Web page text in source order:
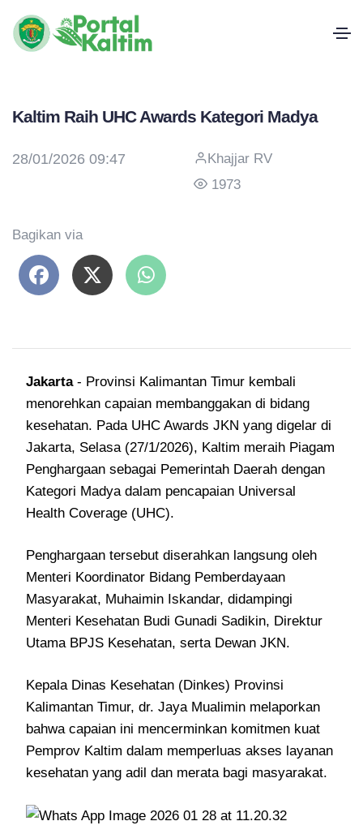
Kaltim Raih UHC Awards Kategori Madya
28/01/2026 09:47
Khajjar RV
1973
Bagikan via
Jakarta- Provinsi Kalimantan Timur kembali
menorehkan capaian membanggakan di bidang
kesehatan. Pada UHC Awards JKN yang digelar di
Jakarta, Selasa (27/1/2026), Kaltim meraih Piagam
Penghargaan sebagai Pemerintah Daerah dengan
Kategori Madya dalam pencapaian Universal
Health Coverage (UHC).
Penghargaan tersebut diserahkan langsung oleh
Menteri Koordinator Bidang Pemberdayaan
Masyarakat, Muhaimin Iskandar, didampingi
Menteri Kesehatan Budi Gunadi Sadikin, Direktur
Utama BPJS Kesehatan, serta Dewan JKN.
Kepala Dinas Kesehatan (Dinkes) Provinsi
Kalimantan Timur, dr. Jaya Mualimin melaporkan
bahwa capaian ini mencerminkan komitmen kuat
Pemprov Kaltim dalam memperluas akses layanan
kesehatan yang adil dan merata bagi masyarakat.